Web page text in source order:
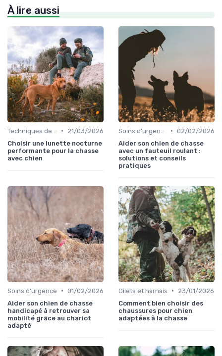
À lire aussi
•
21/03/2026
Choisir une lunette nocturne
performante pour la chasse
avec chien
• 02/02/2026
Aider son chien de chasse
avec un fauteuil roulant :
solutions et conseils
pratiques
Soins d'urgence • 01/02/2026
Aider son chien de chasse
handicapé à retrouver sa
mobilité grâce au chariot
adapté
Gilets et harnais •
23/01/2026
Comment bien choisir des
chaussures pour chien
adaptées à la chasse